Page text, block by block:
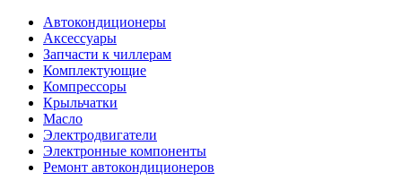
Автокондиционеры
Аксессуары
Запчасти к чиллерам
Комплектующие
Компрессоры
Крыльчатки
Масло
Электродвигатели
Электронные компоненты
Ремонт автокондиционеров